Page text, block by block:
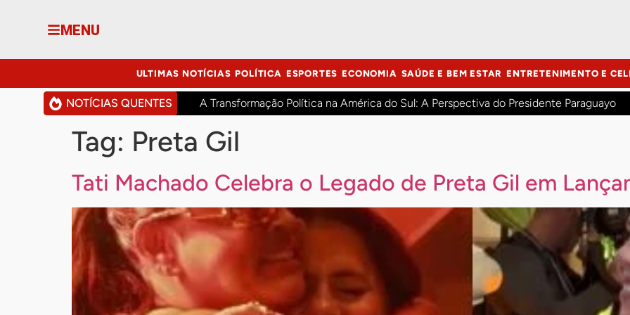
MENU
ULTIMAS NOTÍCIAS POLÍTICA ESPORTES ECONOMIA SAÚDE E BEM ESTAR ENTRETENIMENTO E
NOTÍCIAS QUENTES A Transformação Política na América do Sul: A Perspectiva do Presidente Paraguayo
Tag: Preta Gil
Tati Machado Celebra o Legado de Preta Gil em